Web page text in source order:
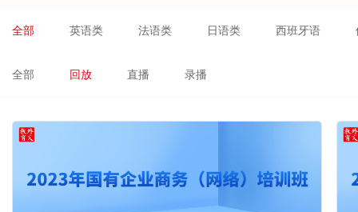
全部 英语类 法语类 日语类 西班牙语
全部 回放 直播 录播